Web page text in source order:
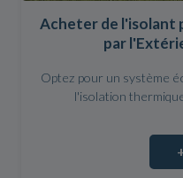
Acheter de l'isolant
par
Optez pour un système
l'isolation